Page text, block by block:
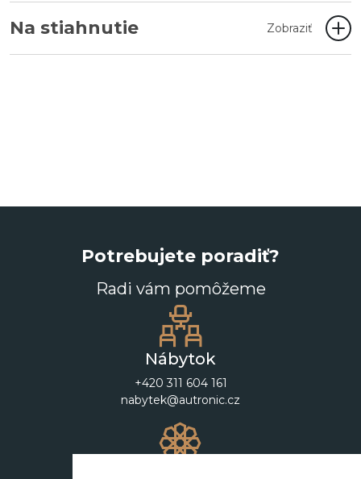
Na stiahnutie Zobraziť
Potrebujete poradiť?
Radi vám pomôžeme
Nábytok
+420 311 604 161
nabytek@autronic.cz